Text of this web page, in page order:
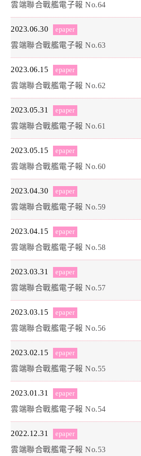
雲端聯合戰艦電子報 No.64
2023.06.30 epaper
雲端聯合戰艦電子報 No.63
2023.06.15 epaper
雲端聯合戰艦電子報 No.62
2023.05.31 epaper
雲端聯合戰艦電子報 No.61
2023.05.15 epaper
雲端聯合戰艦電子報 No.60
2023.04.30 epaper
雲端聯合戰艦電子報 No.59
2023.04.15 epaper
雲端聯合戰艦電子報 No.58
2023.03.31 epaper
雲端聯合戰艦電子報 No.57
2023.03.15 epaper
雲端聯合戰艦電子報 No.56
2023.02.15 epaper
雲端聯合戰艦電子報 No.55
2023.01.31 epaper
雲端聯合戰艦電子報 No.54
2022.12.31 epaper
雲端聯合戰艦電子報 No.53